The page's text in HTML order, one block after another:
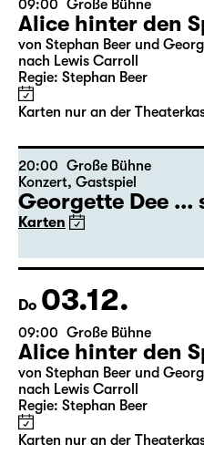
Mi 02.12.
09:00 Große Bühne
Alice hinter den
von Stephan Beer und Georg
Regie: Stephan Beer
Karten nur an der
Konzert,Gastspiel
Georgette Dee ...
Karten
Do 03.12.
09:00 Große Bühne
Alice hinter den
von Stephan Beer und Georg